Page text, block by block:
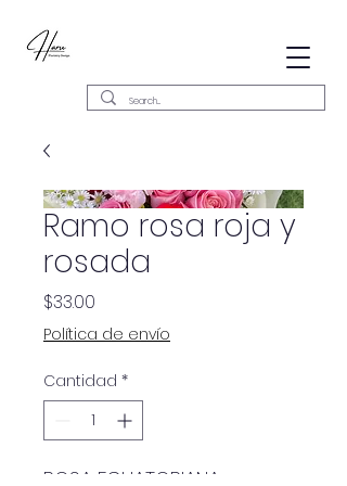
Ramo rosa roja y
rosada
$33.00
Política de envío
Cantidad *
ROSA ECUATORIANA